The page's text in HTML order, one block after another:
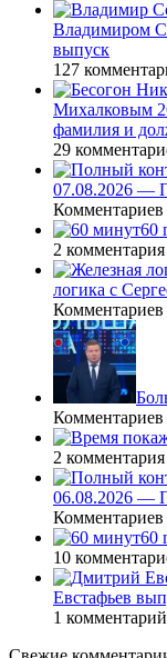
Владимиром
выпуск
127
Михалковым
фамилия и
29
07.08.2026 —
Комментариев
60
2 комментария
логика с
Комментариев
Комментариев
2 комментария
06.08.2026 —
Комментариев
60
10
Евстафьев
1 комментарий